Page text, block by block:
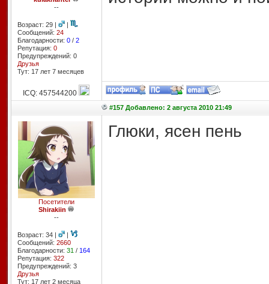
--
Возраст: 29 |
|
Сообщений: 24
Благодарности: 0/ 2
Репутация: 0
Предупреждений: 0
Друзья
Тут: 17 лет 7 месяцев
ICQ: 457544200
#157 Добавлено: 2 августа 2010 21:49
Посетители
Shirakiin
--
Возраст: 34 |
|
Сообщений: 2660
Благодарности: 31 / 164
Репутация: 322
Предупреждений: 3
Друзья
Тут: 17 лет 2 месяцa
Глюки, ясен пень